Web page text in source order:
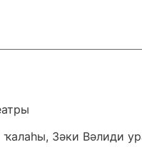
Зәки Вәлиди